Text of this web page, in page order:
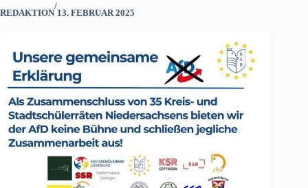
REDAKTION
/
13. FEBRUAR 2025